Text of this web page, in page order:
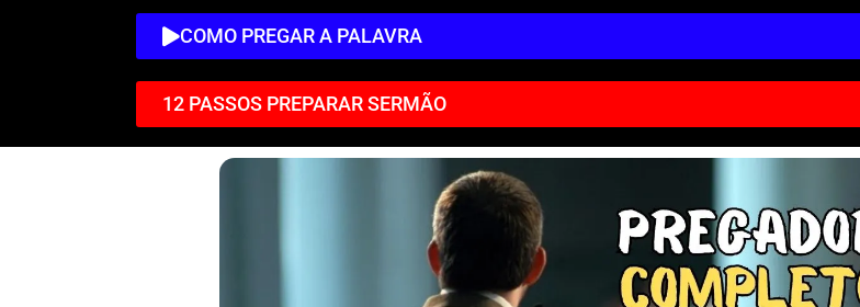
COMO PREGAR A PALAVRA
12 PASSOS PREPARAR SERMÃO